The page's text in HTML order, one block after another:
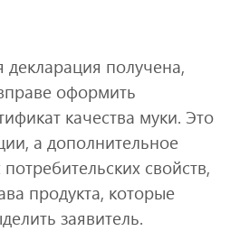
декларация получена,
оформить
качества муки. Это
а дополнительное
свойств,
продукта, которые
заявитель.